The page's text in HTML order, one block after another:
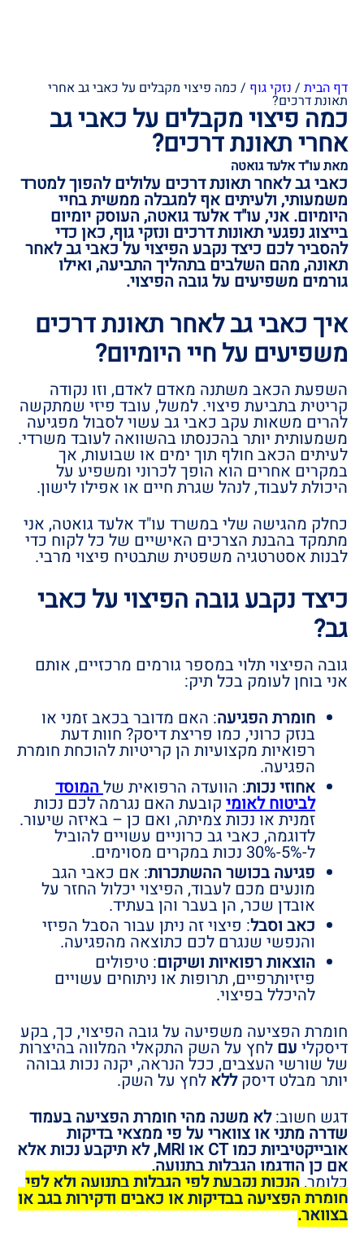
דף הבית / נזקי גוף / כמה פיצוי מקבלים על כאבי גב אחרי
תאונת דרכים?
כמה פיצוי מקבלים על כאבי גב
אחרי תאונת דרכים?
מאת עו"ד אלעד גואטה
כאבי גב לאחר תאונת דרכים עלולים להפוך למטרד
משמעותי, ולעיתים אף למגבלה ממשית בחיי
היומיום. אני, עו"ד אלעד גואטה, העוסק יומיום
בייצוג נפגעי תאונות דרכים ונזקי גוף, כאן כדי
להסביר לכם כיצד נקבע הפיצוי על כאבי גב לאחר
תאונה, מהם השלבים בתהליך התביעה, ואילו
גורמים משפיעים על גובה הפיצוי.
איך כאבי גב לאחר תאונת דרכים
משפיעים על חיי היומיום?
השפעת הכאב משתנה מאדם לאדם, וזו נקודה
קריטית בתביעת פיצוי. למשל, עובד פיזי שמתקשה
להרים משאות עקב כאבי גב עשוי לסבול מפגיעה
משמעותית יותר בהכנסתו בהשוואה לעובד משרדי.
לעיתים הכאב חולף תוך ימים או שבועות, אך
במקרים אחרים הוא הופך לכרוני ומשפיע על
היכולת לעבוד, לנהל שגרת חיים או אפילו לישון.
כחלק מהגישה שלי במשרד עו"ד אלעד גואטה, אני
מתמקד בהבנת הצרכים האישיים של כל לקוח כדי
לבנות אסטרטגיה משפטית שתבטיח פיצוי מרבי.
כיצד נקבע גובה הפיצוי על כאבי
גב?
גובה הפיצוי תלוי במספר גורמים מרכזיים, אותם
אני בוחן לעומק בכל תיק:
חומרת הפגיעה: האם מדובר בכאב זמני או
בנזק כרוני, כמו פריצת דיסק? חוות דעת
רפואיות מקצועיות הן קריטיות להוכחת חומרת
הפגיעה.
אחוזי נכות: הוועדה הרפואית שלהמוסד
לביטוח לאומי קובעת האם נגרמה לכם נכות
זמנית או נכות צמיתה, ואם כן – באיזה שיעור.
לדוגמה, כאבי גב כרוניים עשויים להוביל
ל-5%-30% נכות במקרים מסוימים.
פגיעה בכושר ההשתכרות: אם כאבי הגב
מונעים מכם לעבוד, הפיצוי יכלול החזר על
אובדן שכר, הן בעבר והן בעתיד.
כאב וסבל: פיצוי זה ניתן עבור הסבל הפיזי
והנפשי שנגרם לכם כתוצאה מהפגיעה.
הוצאות רפואיות ושיקום: טיפולים
פיזיותרפיים, תרופות או ניתוחים עשויים
להיכלל בפיצוי.
חומרת הפציעה משפיעה על גובה הפיצוי, כך, בקע
דיסקלי עם לחץ על השק התקאלי המלווה בהיצרות
של שורשי העצבים, ככל הנראה, יקנה נכות גבוהה
יותר מבלט דיסקללא לחץ על השק.
דגש חשוב:לא משנה מהי חומרת הפציעה בעמוד
שדרה מתני או צווארי על פי ממצאי בדיקות
אובייקטיביות כמו CT או MRI, לא תיקבע נכות אלא
אם כן הודגמו הגבלות בתנועה.
כלומר,הנכות נקבעת לפי הגבלות בתנועה ולא לפי
חומרת הפציעה בבדיקות או כאבים ודקירות בגב או
בצוואר.